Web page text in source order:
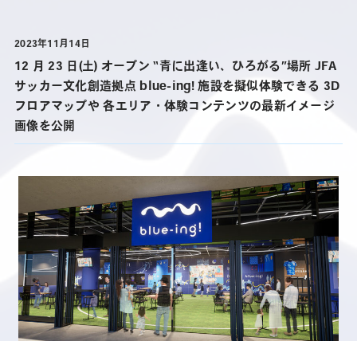
2023年11月14日
12 月 23 日(土) オープン “青に出逢い、ひろがる”場所 JFA
サッカー文化創造拠点 blue-ing! 施設を擬似体験できる 3D
フロアマップや 各エリア・体験コンテンツの最新イメージ
画像を公開